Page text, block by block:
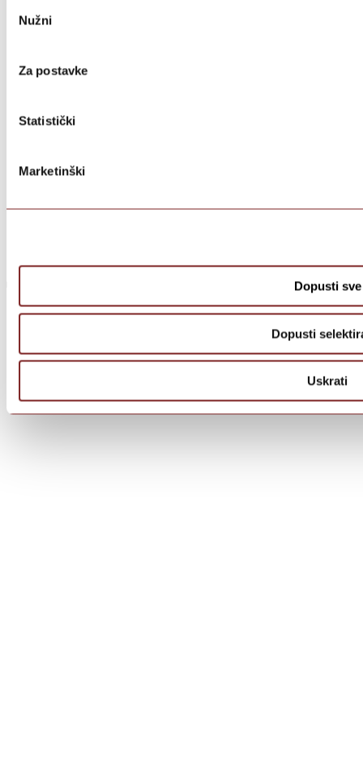
pristanka
Nužni
Za postavke
Statistički
Marketinški
Dopusti sve
Dopusti
Uskrati